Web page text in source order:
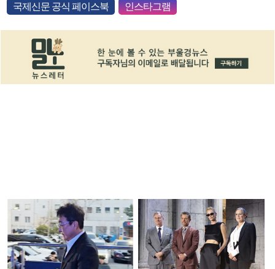
국제신문 공식 페이스북 인스타그램